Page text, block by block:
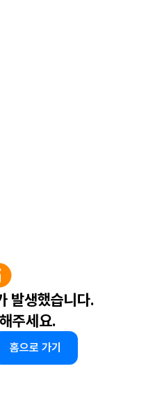
발생했습니다.
주세요.
홈으로 가기